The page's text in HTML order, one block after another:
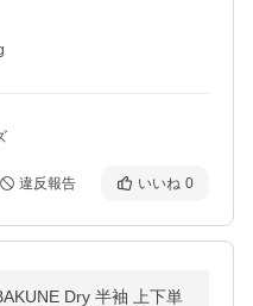
違反報告 いいね 0
Dry 半袖 上下単